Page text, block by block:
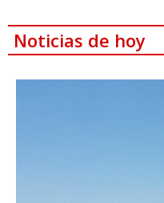
Noticias de hoy